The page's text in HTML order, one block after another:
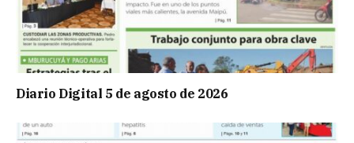
Diario Digital 5 de agosto de 2026